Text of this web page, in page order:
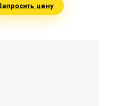
цену